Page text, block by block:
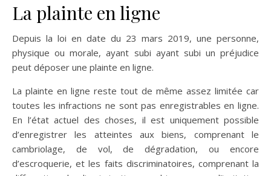
La plainte en ligne
Depuis la loi en date du 23 mars 2019, une personne,
physique ou morale, ayant subi ayant subi un préjudice
peut déposer une plainte en ligne.
La plainte en ligne reste tout de même assez limitée car
toutes les infractions ne sont pas enregistrables en ligne.
En l’état actuel des choses, il est uniquement possible
d’enregistrer les atteintes aux biens, comprenant le
cambriolage, de vol, de dégradation, ou encore
d’escroquerie, et les faits discriminatoires, comprenant la